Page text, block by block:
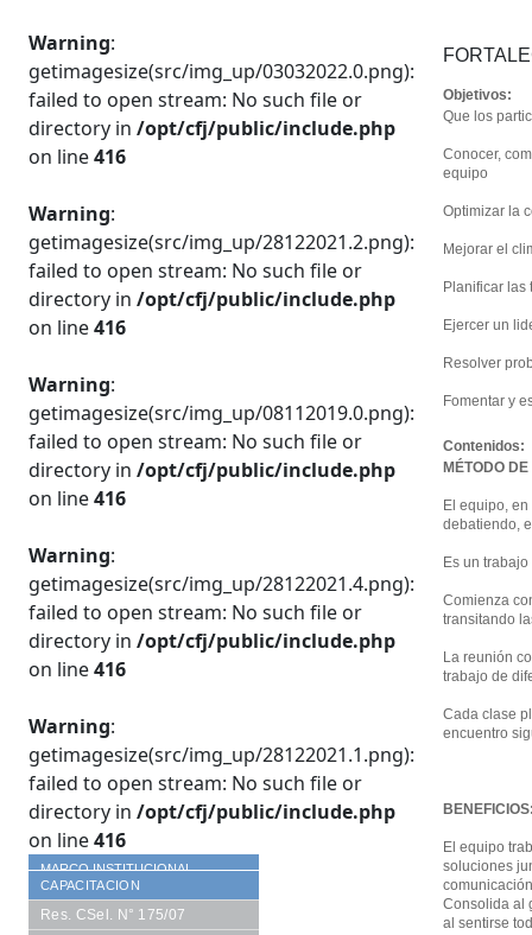
Warning:
getimagesize(src/img_up/03032022.0.png):
failed to open stream: No such file or
directory in /opt/cfj/public/include.php
on line416
Warning:
getimagesize(src/img_up/28122021.2.png):
failed to open stream: No such file or
directory in /opt/cfj/public/include.php
on line416
Warning:
getimagesize(src/img_up/08112019.0.png):
failed to open stream: No such file or
directory in /opt/cfj/public/include.php
on line416
Warning:
getimagesize(src/img_up/28122021.4.png):
failed to open stream: No such file or
directory in /opt/cfj/public/include.php
on line416
Warning:
getimagesize(src/img_up/28122021.1.png):
failed to open stream: No such file or
directory in /opt/cfj/public/include.php
on line416
MARCO INSTITUCIONAL
CAPACITACION
Res. CSel. N° 175/07
Objetivos:
Que los
Conocer,
equipo
Optimizar la
Mejorar el
Planificar las
Ejercer un
Resolver
Fomentar y
Contenidos:
MÉTODO
El equipo,
debatiendo,
Es un
Comienza
transitando
La reunión
trabajo de
Cada clase
encuentro
El equipo
soluciones
Consolida al
al sentirse